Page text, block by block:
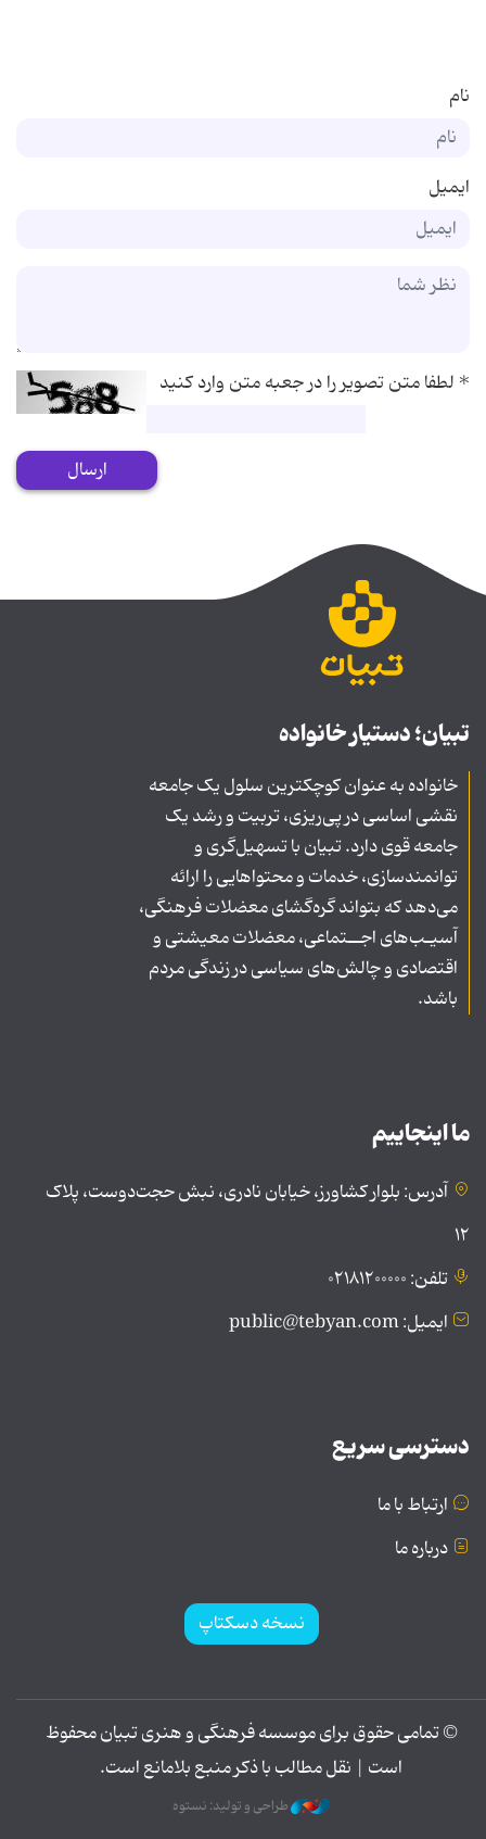
نام
ایمیل
*لطفا متن تصویر را در جعبه متن وارد کنید
ارسال
تبیان؛ دستیار خانواده
خانواده به عنوان کوچکترین سلول یک جامعه
نقشی اساسی در پی‌ریزی، تربیت و رشد یک
جامعه قوی دارد. تبیان با تسهیل‌گری و
توانمندسازی، خدمات و محتواهایی را ارائه
می‌دهد که بتواند گره‌گشای معضلات فرهنگی،
آسیـب‌های اجــتماعی، معضلات معیشتی و
اقتصادی و چالش‌های سیاسی در زندگی مردم
باشد.
ما اینجاییم
آدرس: بلوار کشاورز، خیابان نادری، نبش حجت‌دوست، پلاک
۱۲
تلفن: ۰۲۱۸۱۲۰۰۰۰۰
ایمیل: public@tebyan.com
دسترسی سریع
ارتباط با ما
درباره ما
نسخه دسکتاپ
© تمامی حقوق برای موسسه فرهنگی و هنری تبیان محفوظ
است | نقل مطالب با ذکر منبع بلامانع است.
طراحی و تولید: نستوه